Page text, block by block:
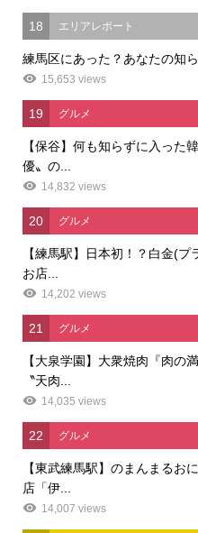
18 エリアレポート
練馬区にあった？あなたの知
15,653 views
19 グルメ
【保谷】何も知らずに入った
優〟の...
14,832 views
20 グルメ
【練馬駅】日本初！？白金(
お店...
14,202 views
21 グルメ
【大泉学園】大衆焼肉『肉の
〝天肉...
14,035 views
22 グルメ
【東武練馬駅】のまんまるお
店「伊...
14,007 views